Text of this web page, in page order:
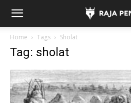
Home Tags Sholat
Tag: sholat